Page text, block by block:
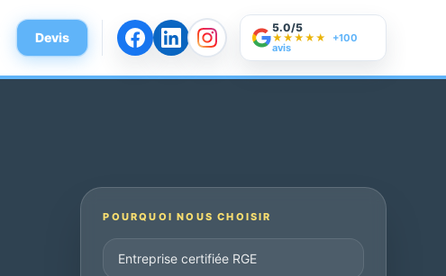
Devis
5.0/5
★★★★★ +100
avis
POURQUOI NOUS CHOISIR
Entreprise certifiée RGE